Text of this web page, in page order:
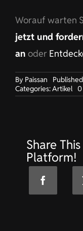
Worauf warten
jetzt und
an oder
By Paissan
Categories:Artikel
Share
Platform!